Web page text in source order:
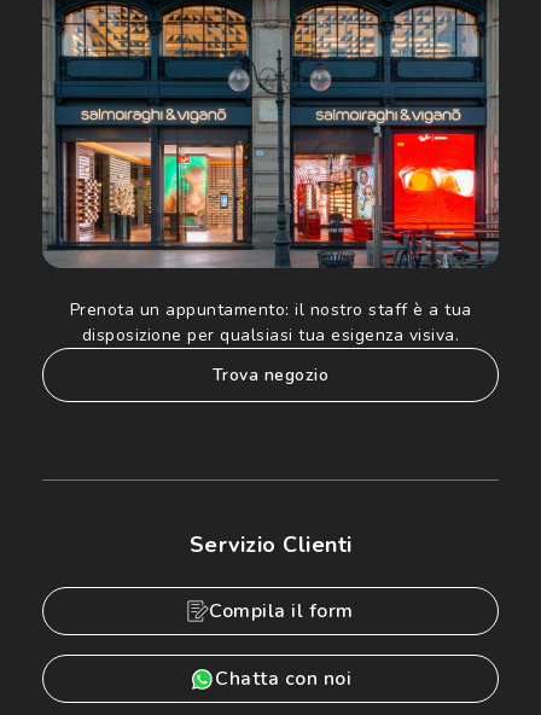
Luxottica Group S.p.A. per l'invio di offerte speciali, novità
ed altre comunicazioni di carattere pubblicitario (consultare
Informativa sulla privacyper ulteriori informazioni).
Prenota un appuntamento: il nostro staff è a tua
disposizione per qualsiasi tua esigenza visiva.
trova negozio
Servizio Clienti
Compila il form
Chatta con noi